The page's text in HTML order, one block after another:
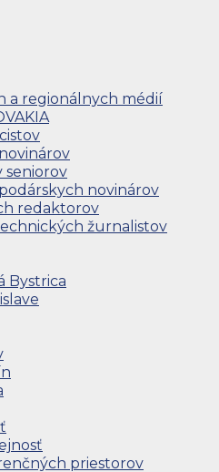
a regionálnych médií
seniorov
novinárov
redaktorov
žurnalistov
Bystrica
priestorov